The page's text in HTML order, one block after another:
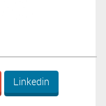
Linkedin